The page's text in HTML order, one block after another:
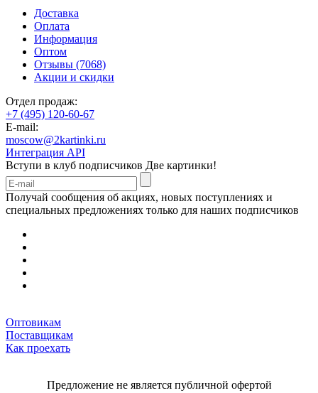
Доставка
Оплата
Информация
Оптом
Отзывы (7068)
Акции и скидки
Отдел продаж:
+7 (495) 120-60-67
E-mail:
moscow@2kartinki.ru
Интеграция API
Вступи в клуб подписчиков Две картинки!
Получай сообщения об акциях, новых поступлениях и
специальных предложениях только для наших подписчиков
Оптовикам
Поставщикам
Как проехать
Предложение не является публичной офертой